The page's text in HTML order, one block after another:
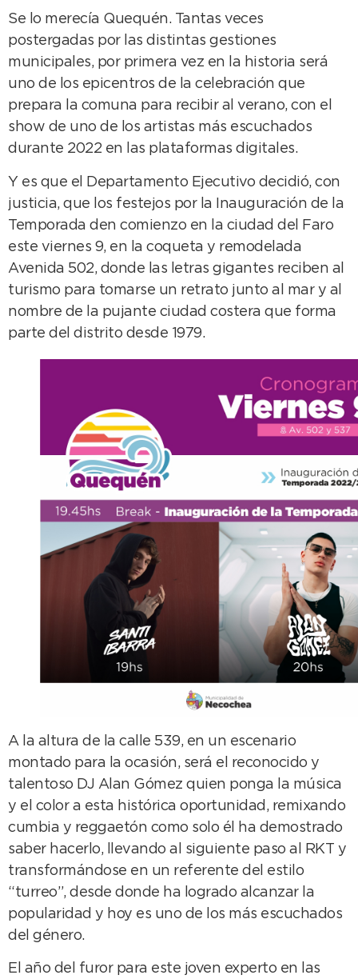
Se lo merecía Quequén. Tantas veces
postergadas por las distintas gestiones
municipales, por primera vez en la historia será
uno de los epicentros de la celebración que
prepara la comuna para recibir al verano, con el
show de uno de los artistas más escuchados
durante 2022 en las plataformas digitales.
Y es que el Departamento Ejecutivo decidió, con
justicia, que los festejos por la Inauguración de la
Temporada den comienzo en la ciudad del Faro
este viernes 9, en la coqueta y remodelada
Avenida 502, donde las letras gigantes reciben al
turismo para tomarse un retrato junto al mar y al
nombre de la pujante ciudad costera que forma
parte del distrito desde 1979.
A la altura de la calle 539, en un escenario
montado para la ocasión, será el reconocido y
talentoso DJ Alan Gómez quien ponga la música
y el color a esta histórica oportunidad, remixando
cumbia y reggaetón como solo él ha demostrado
saber hacerlo, llevando al siguiente paso al RKT y
transformándose en un referente del estilo
“turreo”, desde donde ha logrado alcanzar la
popularidad y hoy es uno de los más escuchados
del género.
El año del furor para este joven experto en las